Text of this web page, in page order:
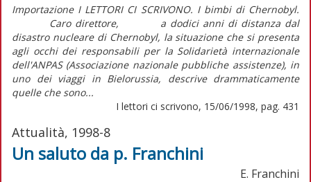
Importazione I LETTORI CI SCRIVONO. I bimbi di Chernobyl.
Caro direttore, a dodici anni di distanza dal
disastro nucleare di Chernobyl, la situazione che si presenta
agli occhi dei responsabili per la Solidarietà internazionale
dell'ANPAS (Associazione nazionale pubbliche assistenze), in
uno dei viaggi in Bielorussia, descrive drammaticamente
quelle che sono...
I lettori ci scrivono, 15/06/1998, pag. 431
Attualità, 1998-8
Un saluto da p. Franchini
E. Franchini